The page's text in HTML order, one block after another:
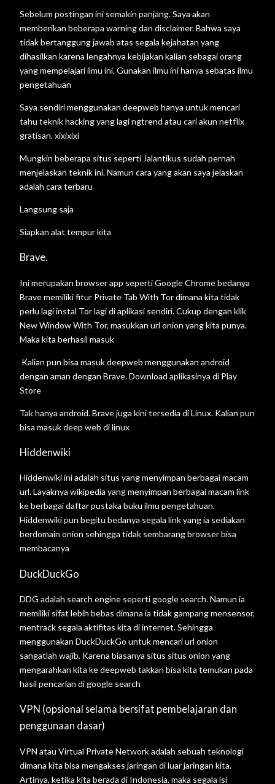
Sebelum postingan ini semakin panjang. Saya akan
memberikan beberapa warning dan disclaimer. Bahwa saya
tidak bertanggung jawab atas segala kejahatan yang
dihasilkan karena lengahnya kebijakan kalian sebagai orang
yang mempelajari ilmu ini. Gunakan ilmu ini hanya sebatas ilmu
pengetahuan
Saya sendiri menggunakan deepweb hanya untuk mencari
tahu teknik hacking yang lagi ngtrend atau cari akun netflix
gratisan. xixixixi
Mungkin beberapa situs seperti Jalantikus sudah pernah
menjelaskan teknik ini. Namun cara yang akan saya jelaskan
adalah cara terbaru
Langsung saja
Siapkan alat tempur kita
Brave.
Ini merupakan browser app seperti Google Chrome bedanya
Brave memiliki fitur Private Tab With Tor dimana kita tidak
perlu lagi instal Tor lagi di aplikasi sendiri. Cukup dengan klik
New Window With Tor, masukkan url onion yang kita punya.
Maka kita berhasil masuk
Kalian pun bisa masuk deepweb menggunakan android
dengan aman dengan Brave. Download aplikasinya di Play
Store
Tak hanya android. Brave juga kini tersedia di Linux. Kalian pun
bisa masuk deep web di linux
Hiddenwiki
Hiddenwiki ini adalah situs yang menyimpan berbagai macam
url. Layaknya wikipedia yang menyimpan berbagai macam link
ke berbagai daftar pustaka buku ilmu pengetahuan.
Hiddenwiki pun begitu bedanya segala link yang ia sediakan
berdomain onion sehingga tidak sembarang browser bisa
membacanya
DuckDuckGo
DDG adalah search engine seperti google search. Namun ia
memiliki sifat lebih bebas dimana ia tidak gampang mensensor,
mentrack segala aktifitas kita di internet. Sehingga
menggunakan DuckDuckGo untuk mencari url onion
sangatlah wajib. Karena biasanya situs situs onion yang
mengarahkan kita ke deepweb takkan bisa kita temukan pada
hasil pencarian di google search
VPN (opsional selama bersifat pembelajaran dan
penggunaan dasar)
VPN atau Virtual Private Network adalah sebuah teknologi
dimana kita bisa mengakses jaringan di luar jaringan kita.
Artinya, ketika kita berada di Indonesia, maka segala isi